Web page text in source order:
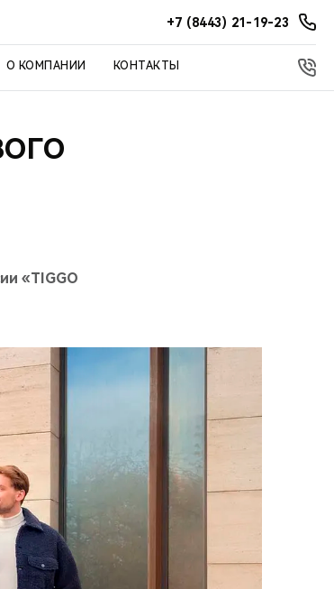
+7 (8443) 21-19-23
О КОМПАНИИ КОНТАКТЫ
«TIGGO